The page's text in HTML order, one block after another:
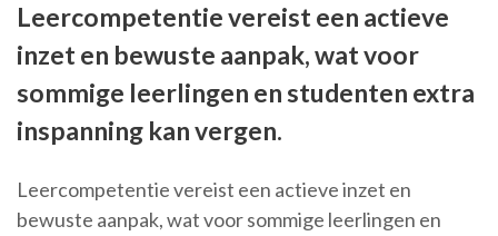
Leercompetentie vereist een actieve
inzet en bewuste aanpak, wat voor
sommige leerlingen en studenten extra
inspanning kan vergen.
Leercompetentie vereist een actieve inzet en
bewuste aanpak, wat voor sommige leerlingen en